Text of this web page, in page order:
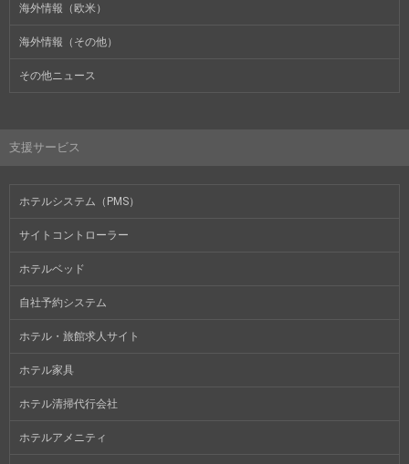
海外情報（欧米）
海外情報（その他）
その他ニュース
支援サービス
ホテルシステム（PMS）
サイトコントローラー
ホテルベッド
自社予約システム
ホテル・旅館求人サイト
ホテル家具
ホテル清掃代行会社
ホテルアメニティ